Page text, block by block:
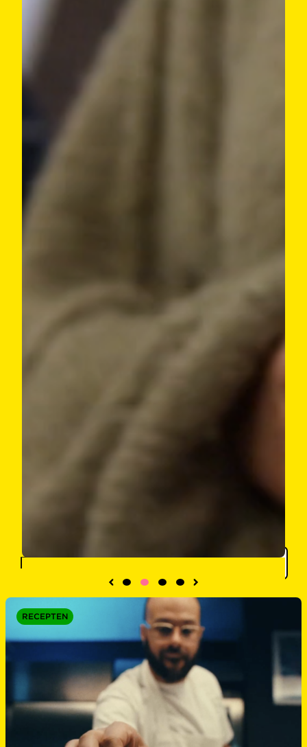
Filter
RECEPTEN